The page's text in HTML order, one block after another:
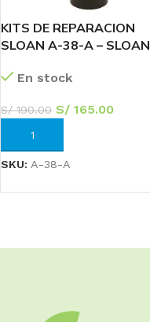
KITS DE REPARACION
SLOAN A-38-A – SLOAN
En stock
S/190.00 S/ 165.00
AÑADIR AL CARRITO
SKU: A-38-A